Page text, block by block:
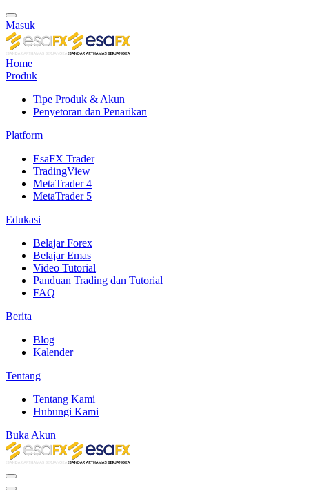
Masuk
Home
Produk
Tipe Produk & Akun
Penyetoran dan Penarikan
Platform
EsaFX Trader
TradingView
MetaTrader 4
MetaTrader 5
Edukasi
Belajar Forex
Belajar Emas
Video Tutorial
Panduan Trading dan Tutorial
FAQ
Berita
Blog
Kalender
Tentang
Tentang Kami
Hubungi Kami
Buka Akun